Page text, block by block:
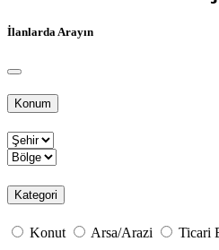
İlanlarda Arayın
Konum
Kategori
Konut Arsa/Arazi Ticari